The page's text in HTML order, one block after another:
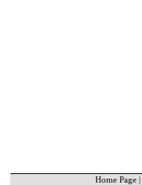
Home Page|